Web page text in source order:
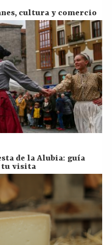
cultura y comercio
de la Alubia: guía
tu visita